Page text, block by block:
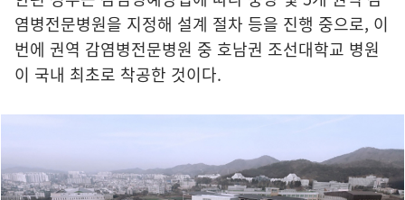
염병전문병원을 지정해 설계 절차 등을 진행 중으로, 이
번에 권역 감염병전문병원 중 호남권 조선대학교 병원
이 국내 최초로 착공한 것이다.